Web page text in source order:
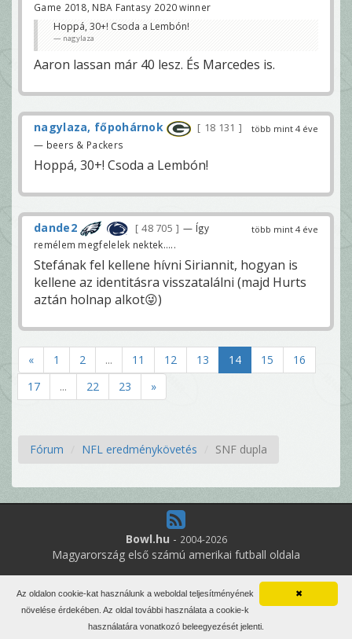
Game 2018, NBA Fantasy 2020 winner
Hoppá, 30+! Csoda a Lembón!
nagylaza
Aaron lassan már 40 lesz. És Marcedes is.
több mint 4 éve
nagylaza, főpohárnok 18 131
— beers & Packers
Hoppá, 30+! Csoda a Lembón!
több mint 4 éve
dande2 48 705
— Így
remélem megfelelek nektek.....
Stefának fel kellene hívni Siriannit, hogyan is
kellene az identitásra visszatalálni (majd Hurts
aztán holnap alkot😜)
« 1 2 ... 11 12 13 14 15
16
17
... 22 23 »
Fórum NFL eredménykövetés SNF dupla
Bowl.hu - 2004-2026
Magyarország első számú amerikai futball oldala
10
online felhasználó
Minden jog fenntartva. Írott anyagok újraközlése csak a szerző
engedélyével.
Impresszum
✖
Az oldalon cookie-kat használunk a weboldal teljesítményének
növelése érdekében. Az oldal további használata a cookie-k
használatára vonatkozó beleegyezését jelenti.